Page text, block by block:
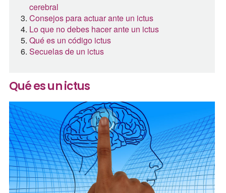
cerebral
Consejos para actuar ante un ictus
Lo que no debes hacer ante un ictus
Qué es un código ictus
Secuelas de un ictus
Qué es un ictus